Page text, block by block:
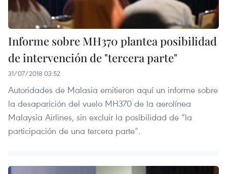
Informe sobre MH370 plantea posibilidad
de intervención de "tercera parte"
31/07/2018 03:52
Autoridades de Malasia emitieron aquí un informe sobre
la desaparición del vuelo MH370 de la aerolínea
Malaysia Airlines, sin excluir la posibilidad de “la
participación de una tercera parte”.